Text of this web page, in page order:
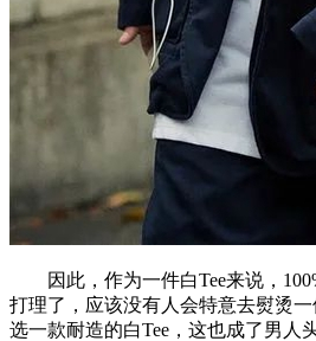
因此，作为一件白Tee来说，
打理了，应该没有人会特意去熨烫
选一款耐造的白Tee，这也成了男人